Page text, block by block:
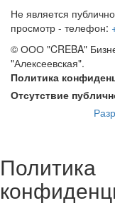
Не является
просмотр - телефон:
© ООО "CREBA"
"Алексеевская".
Политика
Отсутствие
Политика